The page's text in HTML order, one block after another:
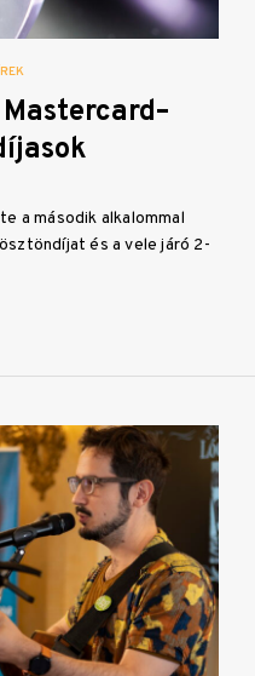
a második alkalommal
és a vele járó 2-